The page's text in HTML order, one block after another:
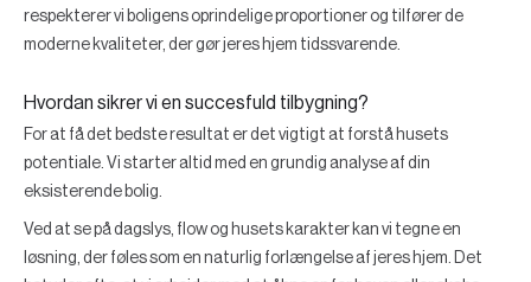
respekterer vi boligens oprindelige proportioner og tilfører de
moderne kvaliteter, der gør jeres hjem tidssvarende.
Hvordan sikrer vi en succesfuld tilbygning?
For at få det bedste resultat er det vigtigt at forstå husets
potentiale. Vi starter altid med en grundig analyse af din
eksisterende bolig.
Ved at se på dagslys, flow og husets karakter kan vi tegne en
løsning, der føles som en naturlig forlængelse af jeres hjem. Det